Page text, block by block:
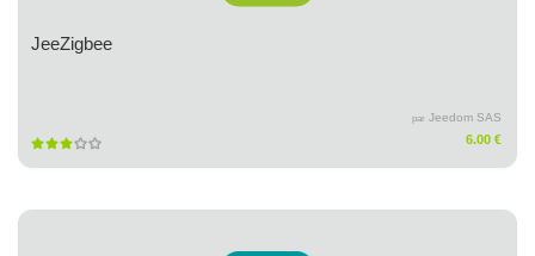
JeeZigbee
par Jeedom SAS
6.00 €